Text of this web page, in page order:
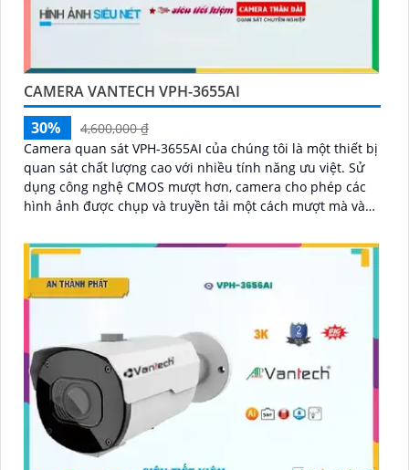
CAMERA VANTECH VPH-3655AI
30%
4,600,000 ₫
Camera quan sát VPH-3655AI của chúng tôi là một thiết bị
quan sát chất lượng cao với nhiều tính năng ưu việt. Sử
dụng công nghệ CMOS mượt hơn, camera cho phép các
hình ảnh được chụp và truyền tải một cách mượt mà và